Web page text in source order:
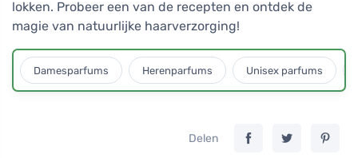
lokken. Probeer een van de recepten en ontdek de
magie van natuurlijke haarverzorging!
Damesparfums Herenparfums Unisex parfums
Delen